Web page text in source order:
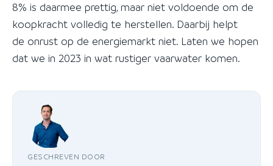
8% is daarmee prettig, maar niet voldoende om de
koopkracht volledig te herstellen. Daarbij helpt
de onrust op de energiemarkt niet. Laten we hopen
dat we in 2023 in wat rustiger vaarwater komen.
GESCHREVEN DOOR